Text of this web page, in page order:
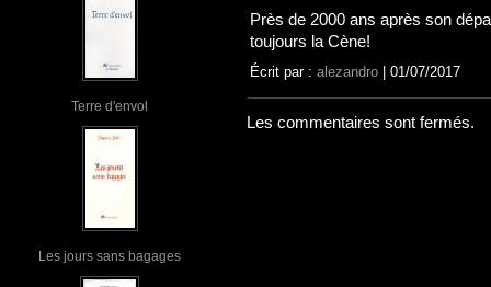
Terre d'envol
Les jours sans bagages
Près de 2000 ans après son
toujours la Cène!
Écrit par : alezandro | 01/07/2017
Les commentaires sont fermés.